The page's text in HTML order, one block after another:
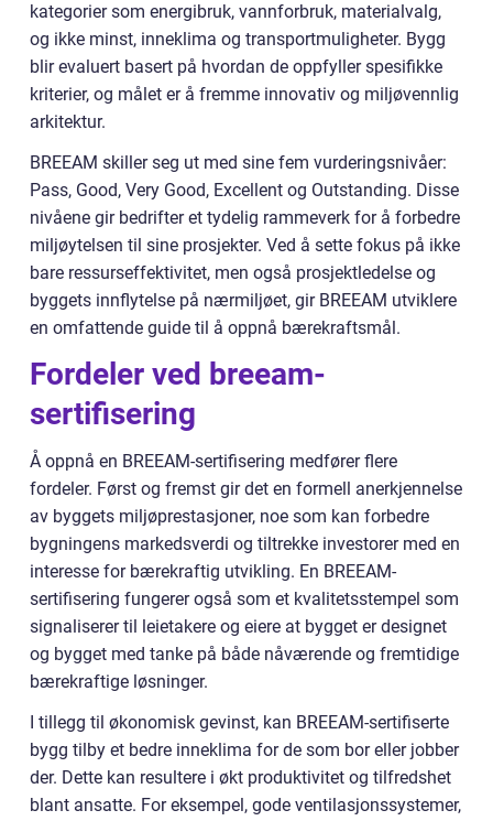
kategorier som energibruk, vannforbruk, materialvalg,
og ikke minst, inneklima og transportmuligheter. Bygg
blir evaluert basert på hvordan de oppfyller spesifikke
kriterier, og målet er å fremme innovativ og miljøvennlig
arkitektur.
BREEAM skiller seg ut med sine fem vurderingsnivåer:
Pass, Good, Very Good, Excellent og Outstanding. Disse
nivåene gir bedrifter et tydelig rammeverk for å forbedre
miljøytelsen til sine prosjekter. Ved å sette fokus på ikke
bare ressurseffektivitet, men også prosjektledelse og
byggets innflytelse på nærmiljøet, gir BREEAM utviklere
en omfattende guide til å oppnå bærekraftsmål.
Fordeler ved breeam-
sertifisering
Å oppnå en BREEAM-sertifisering medfører flere
fordeler. Først og fremst gir det en formell anerkjennelse
av byggets miljøprestasjoner, noe som kan forbedre
bygningens markedsverdi og tiltrekke investorer med en
interesse for bærekraftig utvikling. En BREEAM-
sertifisering fungerer også som et kvalitetsstempel som
signaliserer til leietakere og eiere at bygget er designet
og bygget med tanke på både nåværende og fremtidige
bærekraftige løsninger.
I tillegg til økonomisk gevinst, kan BREEAM-sertifiserte
bygg tilby et bedre inneklima for de som bor eller jobber
der. Dette kan resultere i økt produktivitet og tilfredshet
blant ansatte. For eksempel, gode ventilasjonssystemer,